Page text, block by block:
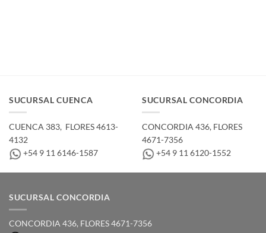
SUCURSAL CUENCA
CUENCA 383, ­ FLORES 4613-
4132
+54 9 11 6146-1587
SUCURSAL CONCORDIA
CONCORDIA 436,­ FLORES
4671-7356
+54 9 11 6120-1552
SUCURSAL CONCORDIA
CONCORDIA 436,­ FLORES 4671-7356